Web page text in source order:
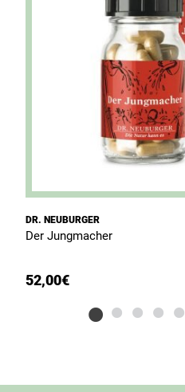
DR. NEUBURGER
Der Jungmacher
52,00€